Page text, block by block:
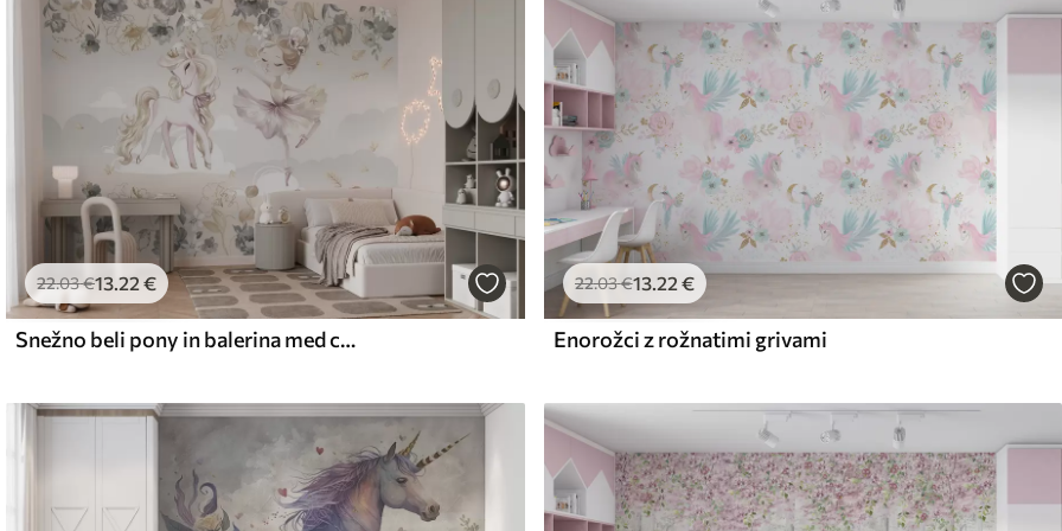
.00€/m²
and Stick
49.00€/m²
22.03€13 .22 €
Snežno beli pony in balerina med cvetjem in oblaki
22.03€13.22 €
Enorožci z rožnatimi grivami